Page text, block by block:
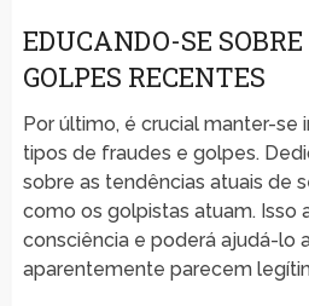
EDUCANDO-SE
GOLPES RECENTES
Por último, é crucial manter-se
tipos de fraudes e golpes.
sobre as tendências atuais de
como os golpistas atuam. Isso
consciência e poderá ajudá-lo
aparentemente parecem